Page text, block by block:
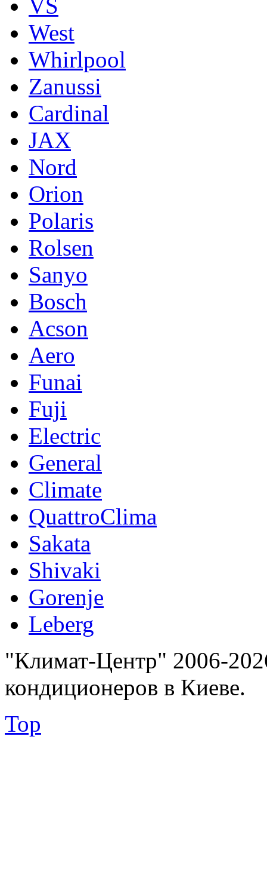
VS
West
Whirlpool
Zanussi
Cardinal
JAX
Nord
Orion
Polaris
Rolsen
Sanyo
Bosch
Acson
Aero
Funai
Fuji
Electric
General
Climate
QuattroClima
Sakata
Shivaki
Gorenje
Leberg
"Климат-Центр" 2006-
кондиционеров в Киеве.
Top